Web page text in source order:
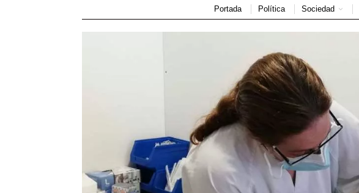
Portada Política Sociedad